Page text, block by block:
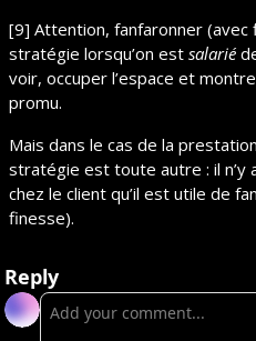
[9] Attention, fanfaronner
stratégie lorsqu’on est salarié
voir, occuper l’espace et
promu.
Mais dans le cas de la
stratégie est toute autre : il n’y
chez le client qu’il est utile de
finesse).
Reply